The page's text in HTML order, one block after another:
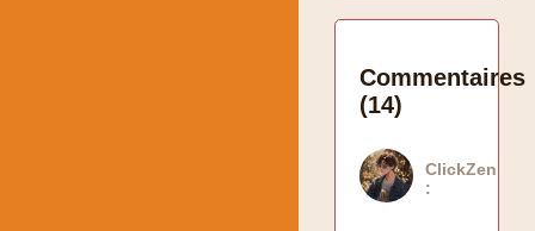
Commentaires
(14)
ClickZen
: